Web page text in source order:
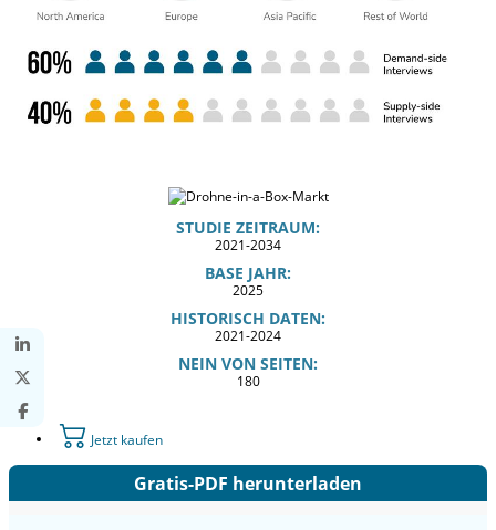
STUDIE ZEITRAUM:
2021-2034
BASE JAHR:
2025
HISTORISCH DATEN:
2021-2024
NEIN VON SEITEN:
180
Jetzt kaufen
Gratis-PDF herunterladen